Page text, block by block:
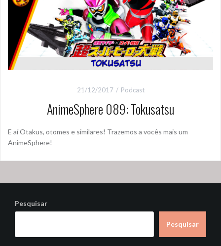
21/12/2017 Podcast
AnimeSphere 089: Tokusatsu
E aí Otakus, otomes e similares! Trazemos a vocês mais um
AnimeSphere!
Pesquisar
Pesquisar